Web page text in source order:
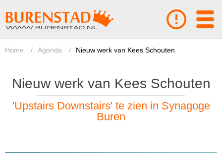
Home / Agenda / Nieuw werk van Kees Schouten
Nieuw werk van Kees Schouten
'Upstairs Downstairs' te zien in Synagoge
Buren